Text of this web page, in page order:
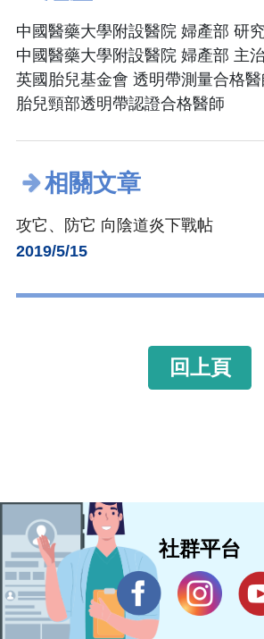
中國醫藥大學附設醫院 婦產部 研
中國醫藥大學附設醫院 婦產部 主
英國胎兒基金會 透明帶測量合格醫
胎兒頸部透明帶認證合格醫師
相關文章
攻它、防它 向陰道炎下戰帖
2019/5/15
回上頁
社群平台